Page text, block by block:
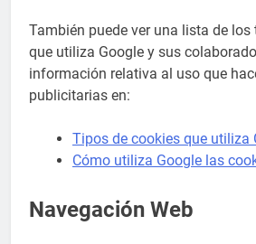
También puede ver una lista de
que utiliza Google y sus
información relativa al uso que
publicitarias en:
Tipos de cookies que utiliza
Cómo utiliza Google las
Navegación Web